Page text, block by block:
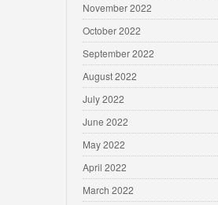
November 2022
October 2022
September 2022
August 2022
July 2022
June 2022
May 2022
April 2022
March 2022